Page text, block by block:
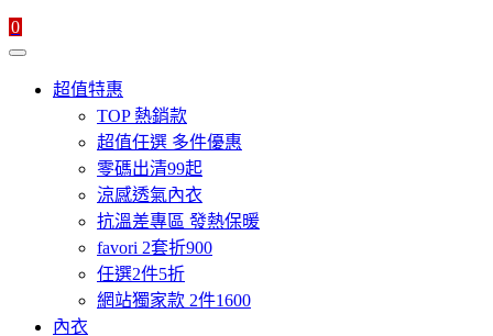
0
超值特惠
TOP 熱銷款
超值任選 多件優惠
零碼出清99起
涼感透氣內衣
抗溫差專區 發熱保暖
favori 2套折900
任選2件5折
網站獨家款 2件1600
內衣